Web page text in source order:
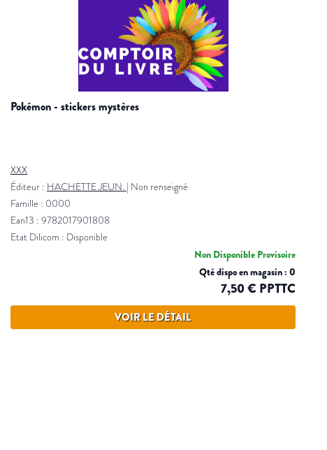
pokémon - stickers mystères
XXX
Éditeur : HACHETTE JEUN. | Non renseigné
Famille : 0000
Ean13 : 9782017901808
Etat Dilicom : Disponible
Non Disponible Provisoire
Qté dispo en magasin : 0
7,50 € PPTTC
VOIR LE DÉTAIL